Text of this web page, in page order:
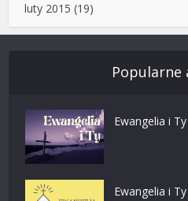
luty 2015 (19)
Popularne
Ewangelia i
Ewangelia i